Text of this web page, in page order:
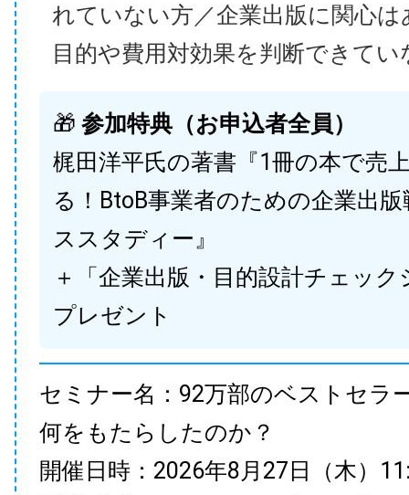
れていない方／企業出版に関心
目的や費用対効果を判断できてい
🎁 参加特典（お申込者全員）
梶田洋平氏の著書『1冊の本で売
る！BtoB事業者のための企業出
ススタディー』
＋「企業出版・目的設計チェック
プレゼント
セミナー名：92万部のベストセラ
何をもたらしたのか？
開催日時：2026年8月27日（木）